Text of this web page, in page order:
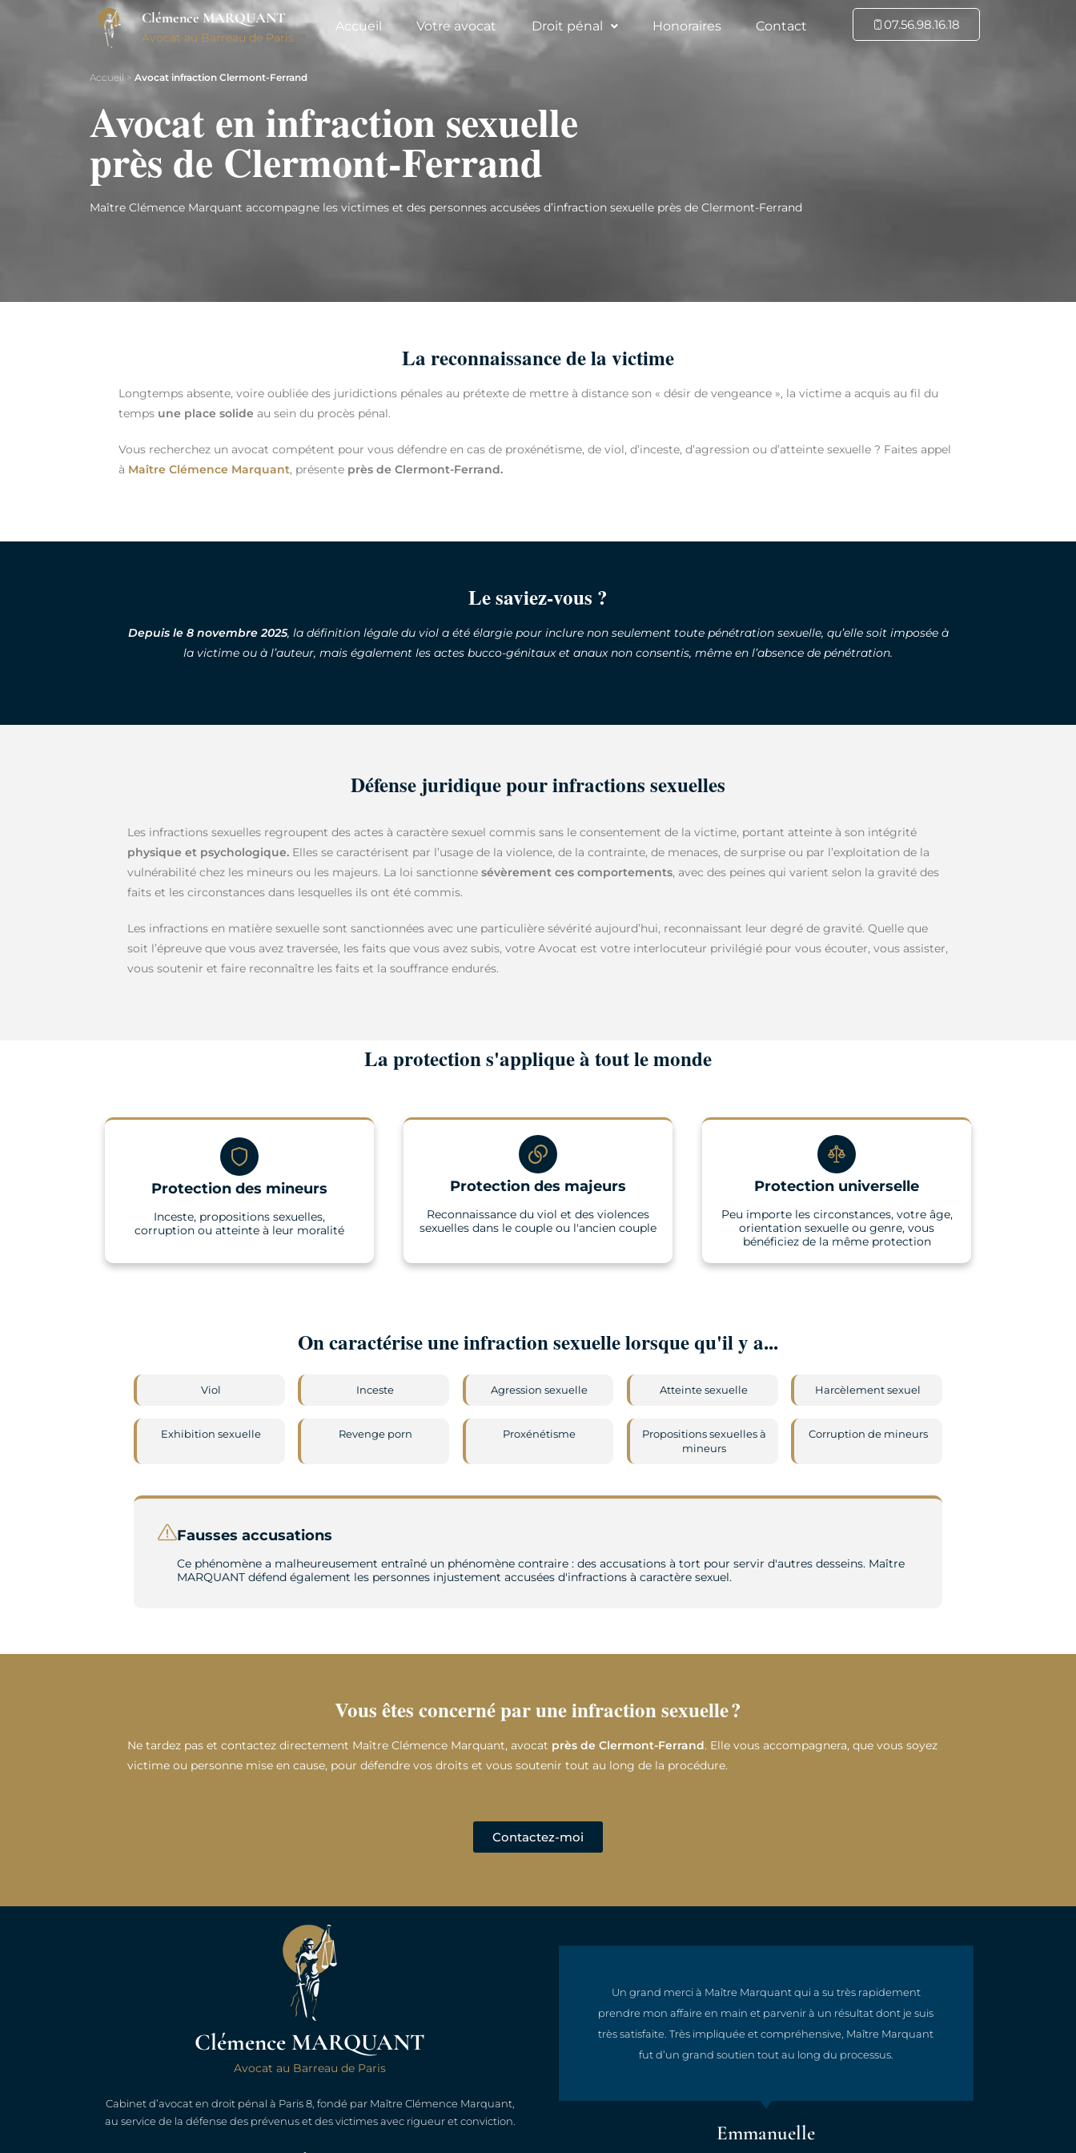
Clémence MARQUANT
Avocat au Barreau de Paris
Accueil Votre avocat Droit pénal Honoraires Contact 07.56.98.16.18
Accueil > Avocat infraction Clermont-Ferrand
Avocat en infraction sexuelle
près de Clermont-Ferrand
Maître Clémence Marquant accompagne les victimes et des personnes accusées d’infraction sexuelle près de Clermont-Ferrand
La reconnaissance de la victime
Longtemps absente, voire oubliée des juridictions pénales au prétexte de mettre à distance son « désir de vengeance », la victime a acquis au fil du
temps une place solide au sein du procès pénal.
Vous recherchez un avocat compétent pour vous défendre en cas de proxénétisme, de viol, d’inceste, d’agression ou d’atteinte sexuelle ? Faites appel
à Maître Clémence Marquant, présente près de Clermont-Ferrand.
Le saviez-vous ?
Depuis le 8 novembre 2025, la définition légale du viol a été élargie pour inclure non seulement toute pénétration sexuelle, qu’elle soit imposée à
la victime ou à l’auteur, mais également les actes bucco-génitaux et anaux non consentis, même en l’absence de pénétration.
Défense juridique pour infractions sexuelles
Les infractions sexuelles regroupent des actes à caractère sexuel commis sans le consentement de la victime, portant atteinte à son intégrité
physique et psychologique. Elles se caractérisent par l’usage de la violence, de la contrainte, de menaces, de surprise ou par l’exploitation de la
vulnérabilité chez les mineurs ou les majeurs. La loi sanctionne sévèrement ces comportements, avec des peines qui varient selon la gravité des
faits et les circonstances dans lesquelles ils ont été commis.
Les infractions en matière sexuelle sont sanctionnées avec une particulière sévérité aujourd’hui, reconnaissant leur degré de gravité. Quelle que
soit l’épreuve que vous avez traversée, les faits que vous avez subis, votre Avocat est votre interlocuteur privilégié pour vous écouter, vous assister,
vous soutenir et faire reconnaître les faits et la souffrance endurés.
La protection s'applique à tout le monde
Protection des mineurs
Inceste, propositions sexuelles,
corruption ou atteinte à leur moralité
Protection des majeurs
Reconnaissance du viol et des violences
sexuelles dans le couple ou l'ancien couple
Protection universelle
Peu importe les circonstances, votre âge,
orientation sexuelle ou genre, vous
bénéficiez de la même protection
On caractérise une infraction sexuelle lorsque qu'il y a...
Viol Inceste Agression sexuelle Atteinte sexuelle Harcèlement sexuel
Exhibition sexuelle Revenge porn Proxénétisme
Propositions sexuelles à
mineurs
Corruption de mineurs
Fausses accusations
Ce phénomène a malheureusement entraîné un phénomène contraire : des accusations à tort pour servir d'autres desseins. Maître
MARQUANT défend également les personnes injustement accusées d'infractions à caractère sexuel.
Vous êtes concerné par une infraction sexuelle ?
Ne tardez pas et contactez directement Maître Clémence Marquant, avocat près de Clermont-Ferrand. Elle vous accompagnera, que vous soyez
victime ou personne mise en cause, pour défendre vos droits et vous soutenir tout au long de la procédure.
Contactez-moi
Clémence MARQUANT
Avocat au Barreau de Paris
Cabinet d’avocat en droit pénal à Paris 8, fondé par Maître Clémence Marquant,
au service de la défense des prévenus et des victimes avec rigueur et conviction.
Maître Marquant est très professionnelle, compréhensive, efficace
et rassurante. Une assistance de haute qualité et une réactivité
exemplaire. Satisfaction sur toute la ligne.
Yannick
Un grand merci à Maître Marquant qui a su très rapidement
prendre mon affaire en main et parvenir à un résultat dont je suis
très satisfaite. Très impliquée et compréhensive, Maître Marquant
fut d’un grand soutien tout au long du processus.
Emmanuelle